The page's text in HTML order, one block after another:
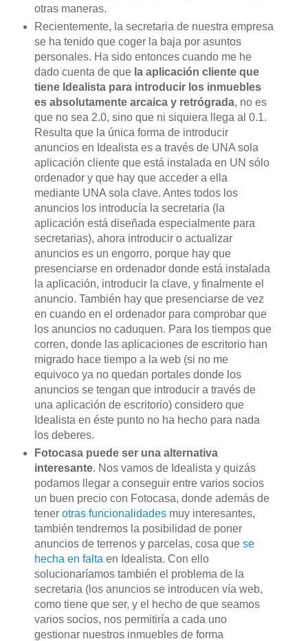
otras maneras.
Recientemente, la secretaria de nuestra empresa
se ha tenido que coger la baja por asuntos
personales. Ha sido entonces cuando me he
dado cuenta de que la aplicación cliente que
tiene Idealista para introducir los inmuebles
es absolutamente arcaica y retrógrada, no es
que no sea 2.0, sino que ni siquiera llega al 0.1.
Resulta que la única forma de introducir
anuncios en Idealista es a través de UNA sola
aplicación cliente que está instalada en UN sólo
ordenador y que hay que acceder a ella
mediante UNA sola clave. Antes todos los
anuncios los introducía la secretaria (la
aplicación está diseñada especialmente para
secretarias), ahora introducir o actualizar
anuncios es un engorro, porque hay que
presenciarseen ordenador donde está instalada
la aplicación, introducir la clave, y finalmente el
anuncio. También hay que presenciarsede vez
en cuando en el ordenador para comprobar que
los anuncios no caduquen. Para los tiempos que
corren, donde las aplicaciones de escritorio han
migrado hace tiempo a la web(si no me
equivoco ya no quedan portales donde los
anuncios se tengan que introducir a través de
una aplicación de escritorio) considero que
Idealista en éste punto no ha hecho para nada
los deberes.
Fotocasapuede ser una alternativa
interesante. Nos vamos de Idealista y quizás
podamos llegar a conseguir entre varios socios
un buen precio con Fotocasa, donde además de
tener otras funcionalidadesmuy interesantes,
también tendremos la posibilidad de poner
anuncios de terrenos y parcelas, cosa que se
hecha en falta en Idealista. Con ello
solucionaríamos también el problema de la
secretaria (los anuncios se introducen vía web,
como tiene que ser, y el hecho de que seamos
varios socios, nos permitiría a cada uno
gestionar nuestros inmuebles de forma